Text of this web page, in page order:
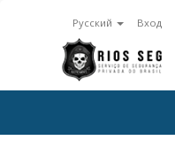
Русский Вход